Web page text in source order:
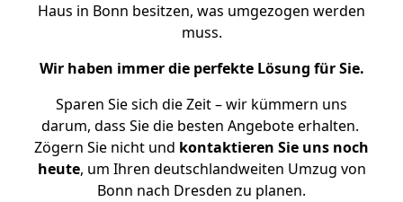
Haus in Bonn besitzen, was umgezogen werden
muss.
Wir haben immer die perfekte Lösung für Sie.
Sparen Sie sich die Zeit – wir kümmern uns
darum, dass Sie die besten Angebote erhalten.
Zögern Sie nicht und kontaktieren Sie uns noch
heute, um Ihren deutschlandweiten Umzug von
Bonn nach Dresden zu planen.